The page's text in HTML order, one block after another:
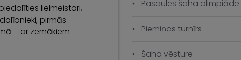
lielmeistari,
pirmās
– ar zemākiem
Pasaules šaha olimpiāde
Piemiņas turnīrs
Šaha vēsture